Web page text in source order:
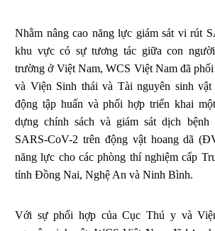
Nhằm nâng cao năng lực giám sát vi rút
khu vực có sự tương tác giữa con
trường ở Việt Nam, WCS Việt Nam đã
và Viện Sinh thái và Tài nguyên sinh vật
động tập huấn và phối hợp triển khai
dựng chính sách và giám sát dịch
SARS-CoV-2 trên động vật hoang dã
năng lực cho các phòng thí nghiệm cấp
tỉnh Đồng Nai, Nghệ An và Ninh Bình.
Với sự phối hợp của Cục Thú y và